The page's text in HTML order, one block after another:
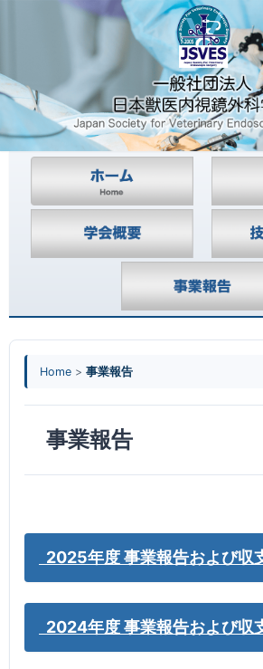
Home > 事業報告
事業報告
2025年度 事業報告および収
2024年度 事業報告および収